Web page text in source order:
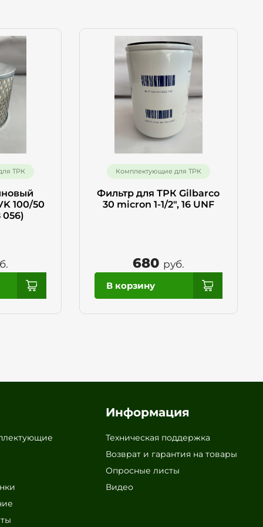
ТРК
100/50
056)
Комплектующие для ТРК
Фильтр для ТРК Gilbarco
30 micron 1-1/2", 16 UNF
680 руб.
Информация
Техническая поддержка
Возврат и гарантия на товары
Опросные листы
Видео